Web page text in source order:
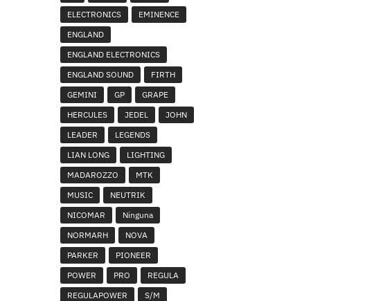
ELECTRONICS
EMINENCE
ENGLAND
ENGLAND ELECTRONICS
ENGLAND SOUND
FIRTH
GEMINI
GP
GRAPE
HERCULES
JEDEL
JOHN
LEADER
LEGENDS
LIAN LONG
LIGHTING
MADAROZZO
MTK
MUSIC
NEUTRIK
NICOMAR
Ninguna
NORMARH
NOVA
PARKER
PIONEER
POWER
PRO
REGULA
REGULAPOWER
S/M